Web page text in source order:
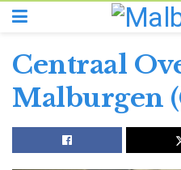
Centraal
Malburgen